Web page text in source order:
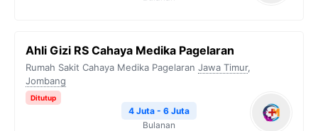
Ahli Gizi RS Cahaya Medika Pagelaran
Rumah Sakit Cahaya Medika Pagelaran Jawa Timur,
Jombang
Ditutup
4 Juta - 6 Juta
Bulanan